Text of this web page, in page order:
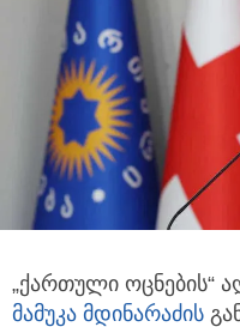
„ქართული ოცნების“
მამუკა მდინარაძის